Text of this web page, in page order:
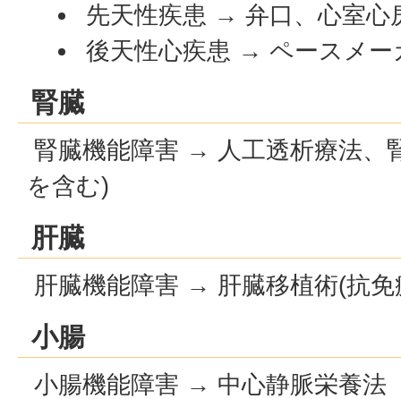
先天性疾患 → 弁口、心室心
後天性心疾患 → ペースメー
腎臓
腎臓機能障害 → 人工透析療法、
を含む)
肝臓
肝臓機能障害 → 肝臓移植術(抗
小腸
小腸機能障害 → 中心静脈栄養法